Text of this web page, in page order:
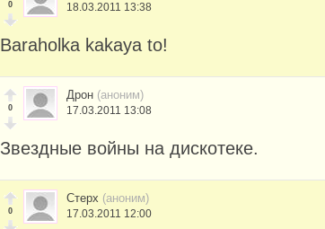
0 18.03.2011 13:38
Baraholka kakaya to!
0
Дрон (аноним)
17.03.2011 13:08
Звездные войны на дискотеке.
0
Стерх (аноним)
17.03.2011 12:00